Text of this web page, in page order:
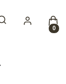
Otwórz